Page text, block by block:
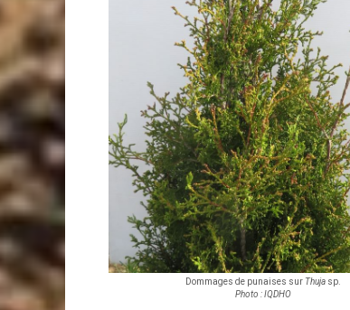
Dommages de punaises sur Thuja sp.
Photo : IQDHO